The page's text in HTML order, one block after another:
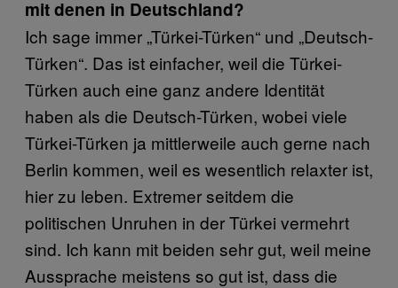
mit denen in Deutschland?
Ich sage immer „Türkei-Türken“ und „Deutsch-
Türken“. Das ist einfacher, weil die Türkei-
Türken auch eine ganz andere Identität
haben als die Deutsch-Türken, wobei viele
Türkei-Türken ja mittlerweile auch gerne nach
Berlin kommen, weil es wesentlich relaxter ist,
hier zu leben. Extremer seitdem die
politischen Unruhen in der Türkei vermehrt
sind. Ich kann mit beiden sehr gut, weil meine
Aussprache meistens so gut ist, dass die